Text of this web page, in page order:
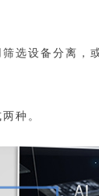
选设备分离
种。